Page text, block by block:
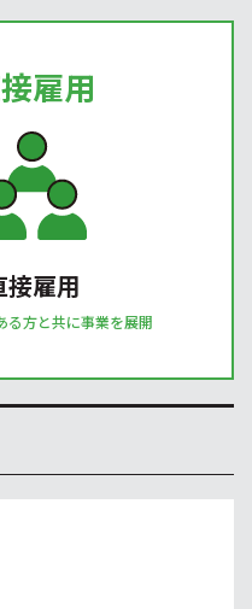
雇用
接雇用
る方と共に事業を展開